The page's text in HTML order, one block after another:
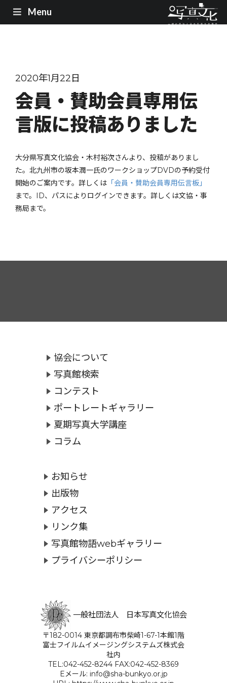
Menu
2020年1月22日
会員・賛助会員専用伝
言版に投稿ありました
大分県写真文化協会・木村裕次さんより、投稿がありまし
た。北九州市の坂本潤一氏のワークショップDVDの予約受付
開始のご案内です。詳しくは 「会員・賛助会員専用伝言板」
まで。ID、パスによりログインできます。詳しくは文協・事
務局まで。
協会について
写真館検索
コンテスト
ポートレートギャラリー
夏期写真大学講座
コラム
お知らせ
出版物
アクセス
リンク集
写真館物語webギャラリー
プライバシーポリシー
一般社団法人 日本写真文化協会
〒182-0014 東京都調布市柴崎1-67-1本館1階
富士フイルムイメージングシステムズ株式会
社内
TEL:042-452-8244 FAX:042-452-8369
Eメール: info@sha-bunkyo.or.jp